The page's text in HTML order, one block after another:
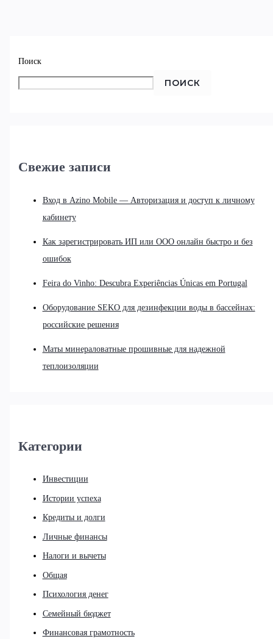
Поиск
ПОИСК
Свежие записи
Вход в Azino Mobile — Авторизация и доступ к личному
кабинету
Как зарегистрировать ИП или ООО онлайн быстро и без
ошибок
Feira do Vinho: Descubra Experiências Únicas em Portugal
Оборудование SEKO для дезинфекции воды в бассейнах:
российские решения
Маты минераловатные прошивные для надежной
теплоизоляции
Категории
Инвестиции
Истории успеха
Кредиты и долги
Личные финансы
Налоги и вычеты
Общая
Психология денег
Семейный бюджет
Финансовая грамотность